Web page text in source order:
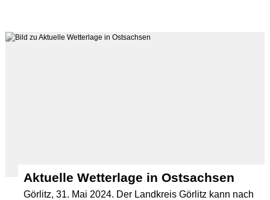
Aktuelle Wetterlage in Ostsachsen
Görlitz, 31. Mai 2024. Der Landkreis Görlitz kann nach